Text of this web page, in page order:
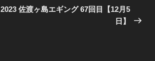
の
投
2023 佐渡ヶ島エギング 67回目【12月5
日】